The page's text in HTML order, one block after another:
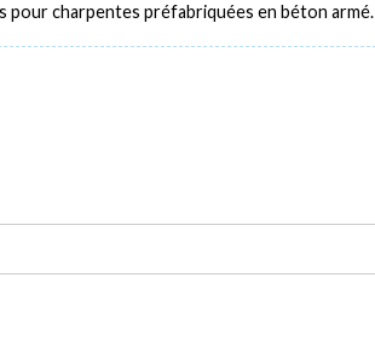
pour charpentes préfabriquées en béton armé.